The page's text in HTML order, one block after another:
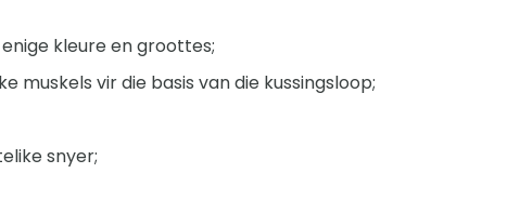
kleure en groottes;
muskels vir die basis van die kussingsloop;
snyer;